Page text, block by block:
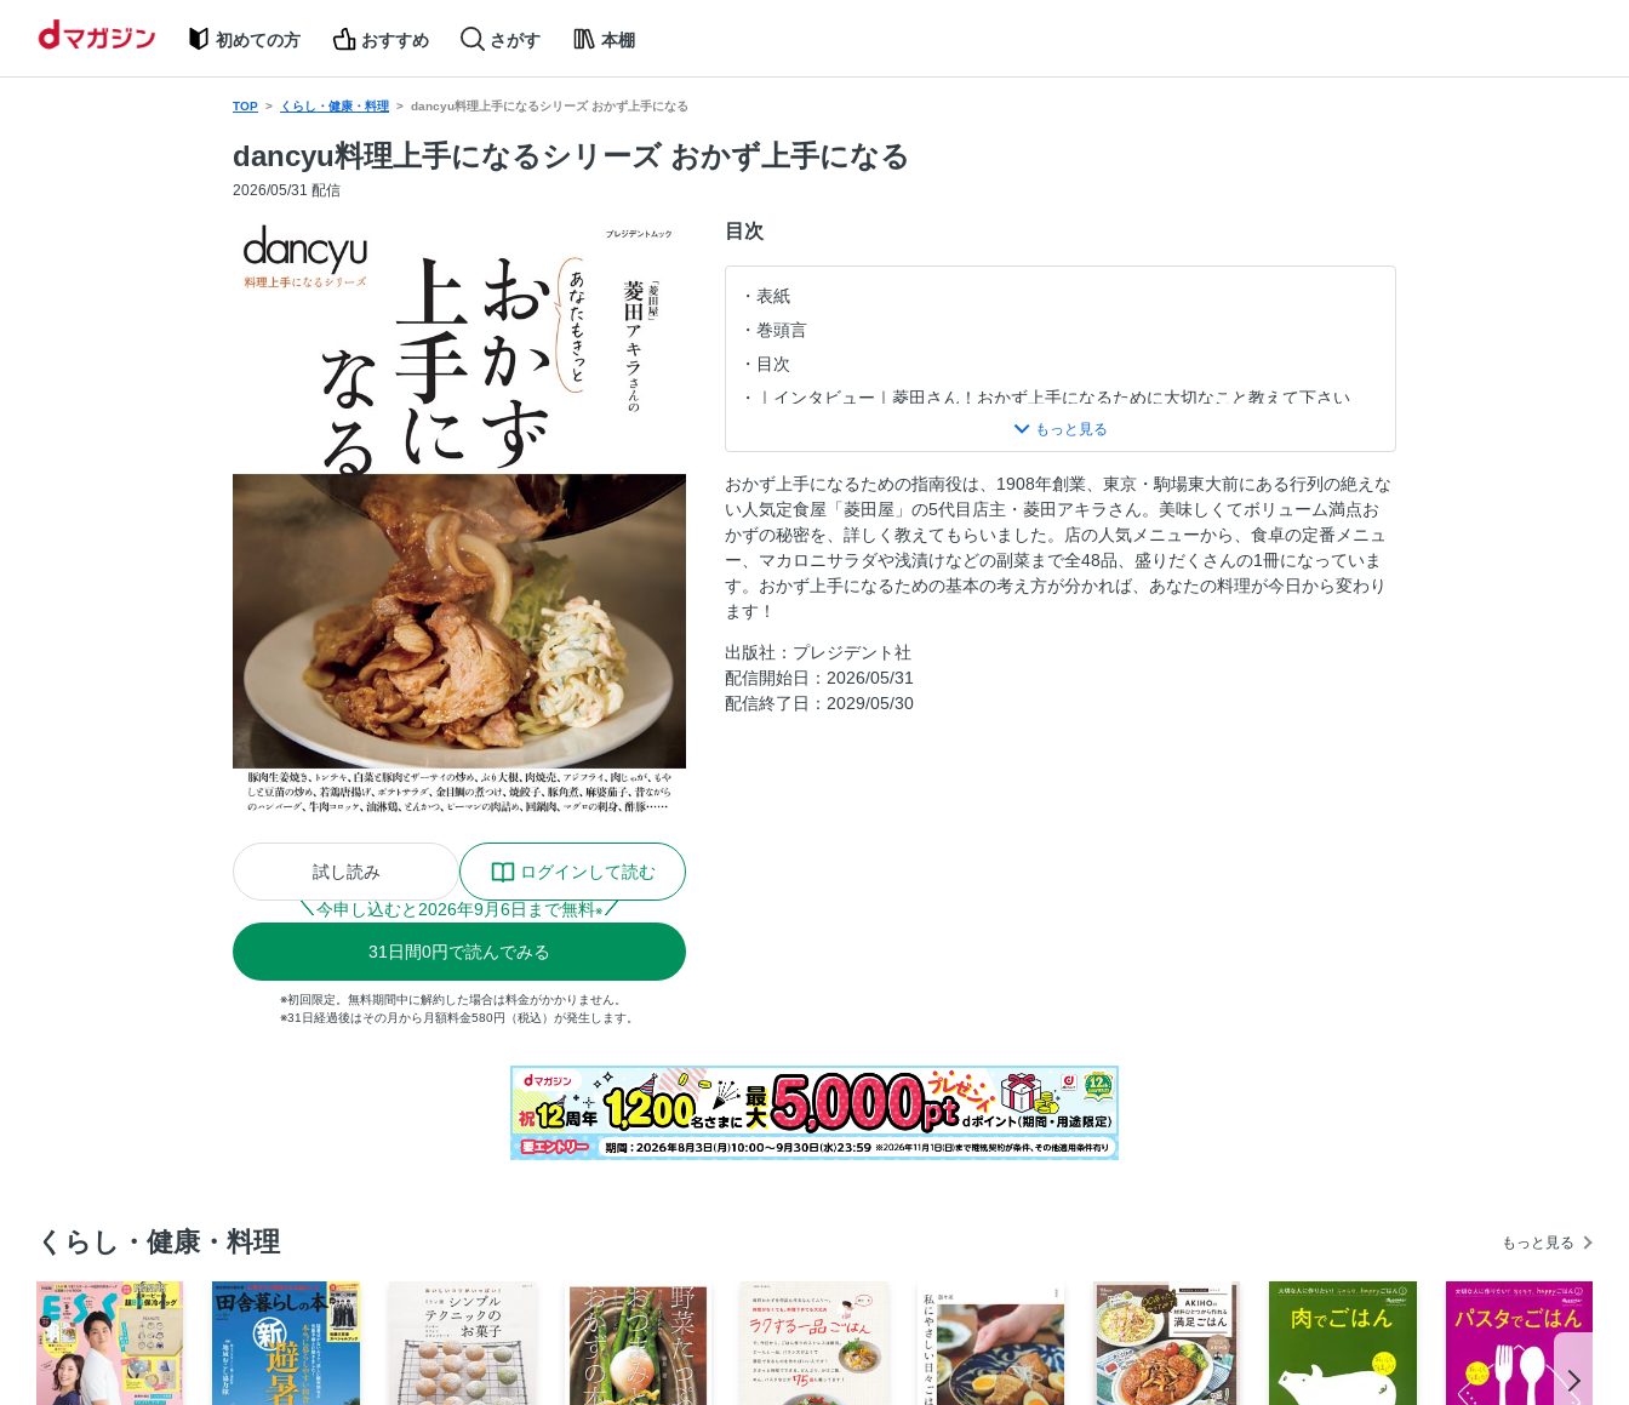
初めての方 おすすめ さがす 本棚
TOP くらし・健康・料理 dancyu料理上手になるシリーズ おかず上手になる
dancyu料理上手になるシリーズ おかず上手になる
2026/05/31 配信
試し読み
ログインして読む
今申し込むと 2026年9月6日まで無料※
31 日間0円で読んでみる
※初回限定。無料期間中に解約した場合は料金がかかりません。
※31日経過後はその月から月額料金580円（税込）が発生します。
目次
表紙
巻頭言
目次
｜インタビュー｜菱田さん！おかず上手になるために大切なこと教えて下さい
菱田さんの食材選び たとえば野菜は……
■野菜炒めが炒め物の基本です。
白菜と豚肉とザーサイの炒め
もやしと豆苗の炒め
回鍋肉
麻婆茄子
■野菜の状態をしっかり見ましょう。
海老メンチカツ
■“衣”を基準に考えましょう。
とんかつ
春巻き
■マグロは個性に合わせて全部使い切ります。
マグロの刺身
おかず上手になるための指南役は、1908年創業、東京・駒場東大前にある行列の絶えな
い人気定食屋「菱田屋」の5代目店主・菱田アキラさん。美味しくてボリューム満点お
かずの秘密を、詳しく教えてもらいました。店の人気メニューから、食卓の定番メニュ
ー、マカロニサラダや浅漬けなどの副菜まで全48品、盛りだくさんの1冊になっていま
す。おかず上手になるための基本の考え方が分かれば、あなたの料理が今日から変わり
ます！
出版社：プレジデント社
配信開始日：2026/05/31
配信終了日：2029/05/30
くらし・健康・料理 もっと見る